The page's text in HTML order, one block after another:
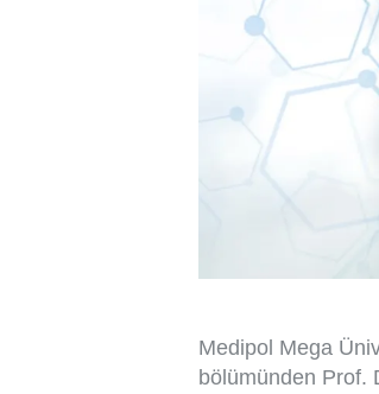
Medipol Mega
bölümünden Prof.